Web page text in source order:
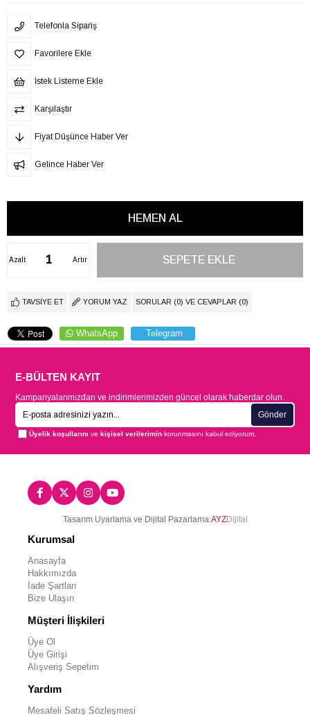
Telefonla Sipariş
Favorilere Ekle
İstek Listeme Ekle
Karşılaştır
Fiyat Düşünce Haber Ver
Gelince Haber Ver
Artır
Azalt
TAVSIYE ET YORUM YAZ SORULAR (0) VE CEVAPLAR (0)
WhatsApp Telegram
E-BÜLTEN KAYIT
Kampanyalarımızdan ve indirimlerimizden güncel olarak haberdar olun.
Gönder
Üyelik koşullarını vekişisel verilerimin korunmasını kabul ediyorum.
Tasarım Uyarlama ve Dijital Pazarlama:AYZDijital
Kurumsal
Anasayfa
Hakkımızda
İade Şartları
Bize Ulaşın
Müşteri İlişkileri
Üye Ol
Üye Girişi
Alışveriş Sepetim
Yardım
Mesafeli Satış Sözleşmesi